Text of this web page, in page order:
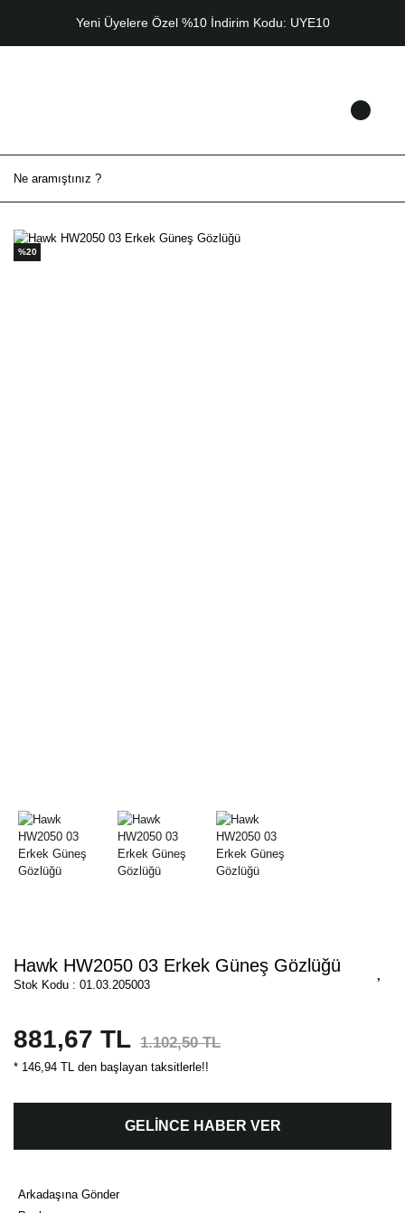
Yeni Üyelere Özel %10 İndirim Kodu: UYE10
%20
Hawk HW2050 03 Erkek Güneş Gözlüğü
Stok Kodu : 01.03.205003
881,67 TL 1.102,50 TL
* 146,94 TL den başlayan taksitlerle!!
GELİNCE HABER VER
Arkadaşına Gönder